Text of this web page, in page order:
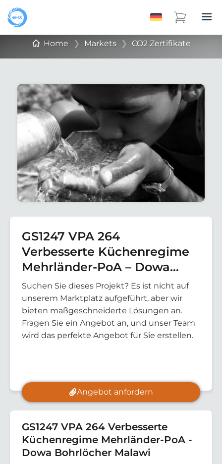
Home ❯ Markets ❯ CO2 Zertifikate
GS1247 VPA 264
Verbesserte Küchenregime
Mehrländer-PoA – Dowa
Bohrlöcher Malawi
Suchen Sie dieses Projekt? Es ist nicht auf
unserem Marktplatz aufgeführt, aber wir
bieten maßgeschneiderte Lösungen an.
Fragen Sie ein Angebot an, und unser Team
wird das perfekte Angebot für Sie erstellen.
Angebot anfordern
GS1247 VPA 264 Verbesserte
Küchenregime Mehrländer-PoA -
Dowa Bohrlöcher Malawi